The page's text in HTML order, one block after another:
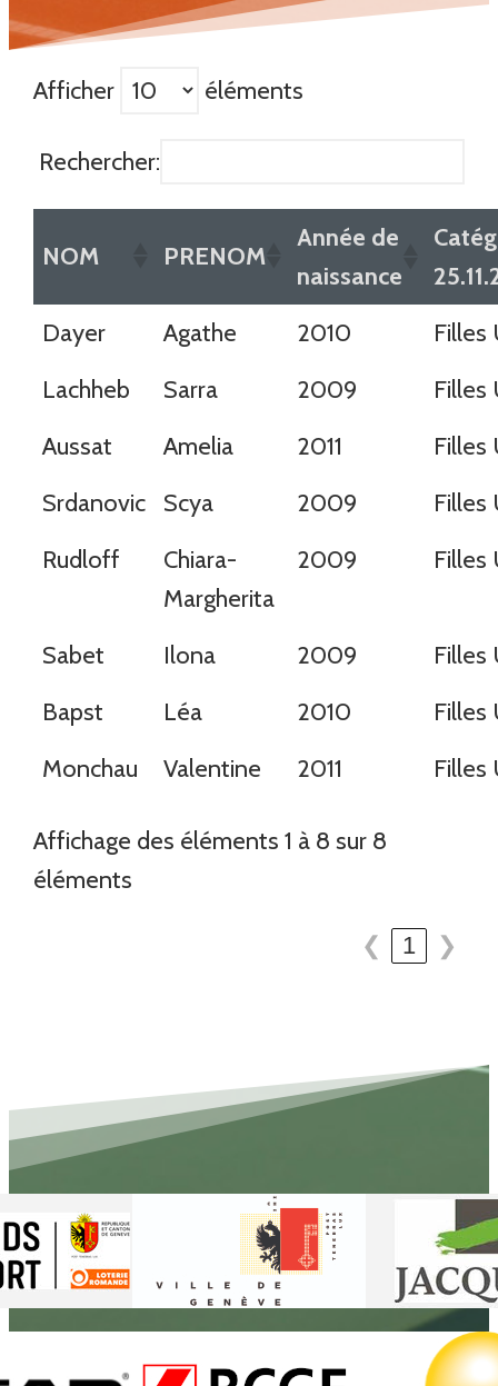
Afficher éléments
Rechercher:
NOM PRENOM
Année de
naissance
Dayer
Agathe 2010
Filles
Lachheb
Sarra 2009
Filles
Aussat
Amelia 2011
Filles
Srdanovic
Scya 2009
Filles
Rudloff
Chiara-
Margherita
2009 Filles
Sabet Ilona 2009
Filles
Bapst
Léa 2010
Filles
Monchau
Valentine 2011 Filles
Affichage des éléments 1 à 8 sur 8
éléments
❮ 1 ❯